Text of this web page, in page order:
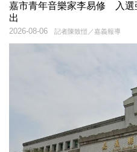
嘉市青年音樂家李易修 入選
出
記者陳致愷／嘉義報導
2026-08-06